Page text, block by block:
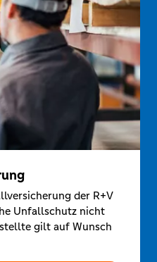
der R+V
Unfallschutz nicht
gilt auf Wunsch